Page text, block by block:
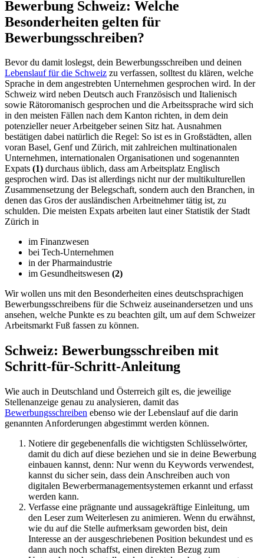
Bewerbung Schweiz: Welche
Besonderheiten gelten für
Bewerbungsschreiben?
Bevor du damit loslegst, dein Bewerbungsschreiben und deinen
Lebenslauf für die Schweiz zu verfassen, solltest du klären, welche
Sprache in dem angestrebten Unternehmen gesprochen wird. In der
Schweiz wird neben Deutsch auch Französisch und Italienisch
sowie Rätoromanisch gesprochen und die Arbeitssprache wird sich
in den meisten Fällen nach dem Kanton richten, in dem dein
potenzieller neuer Arbeitgeber seinen Sitz hat. Ausnahmen
bestätigen dabei natürlich die Regel: So ist es in Großstädten, allen
voran Basel, Genf und Zürich, mit zahlreichen multinationalen
Unternehmen, internationalen Organisationen und sogenannten
Expats (1) durchaus üblich, dass am Arbeitsplatz Englisch
gesprochen wird. Das ist allerdings nicht nur der multikulturellen
Zusammensetzung der Belegschaft, sondern auch den Branchen, in
denen das Gros der ausländischen Arbeitnehmer tätig ist, zu
schulden. Die meisten Expats arbeiten laut einer Statistik der Stadt
Zürich in
im Finanzwesen
bei Tech-Unternehmen
in der Pharmaindustrie
im Gesundheitswesen (2)
Wir wollen uns mit den Besonderheiten eines deutschsprachigen
Bewerbungsschreibens für die Schweiz auseinandersetzen und uns
ansehen, welche Punkte es zu beachten gilt, um auf dem Schweizer
Arbeitsmarkt Fuß fassen zu können.
Schweiz: Bewerbungsschreiben mit
Schritt-für-Schritt-Anleitung
Wie auch in Deutschland und Österreich gilt es, die jeweilige
Stellenanzeige genau zu analysieren, damit das
Bewerbungsschreiben ebenso wie der Lebenslauf auf die darin
genannten Anforderungen abgestimmt werden können.
Notiere dir gegebenenfalls die wichtigsten Schlüsselwörter,
damit du dich auf diese beziehen und sie in deine Bewerbung
einbauen kannst, denn: Nur wenn du Keywords verwendest,
kannst du sicher sein, dass dein Anschreiben auch von
digitalen Bewerbermanagementsystemen erkannt und erfasst
werden kann.
Verfasse eine prägnante und aussagekräftige Einleitung, um
den Leser zum Weiterlesen zu animieren. Wenn du erwähnst,
wie du auf die Stelle aufmerksam geworden bist, dein
Interesse an der ausgeschriebenen Position bekundest und es
dann auch noch schaffst, einen direkten Bezug zum